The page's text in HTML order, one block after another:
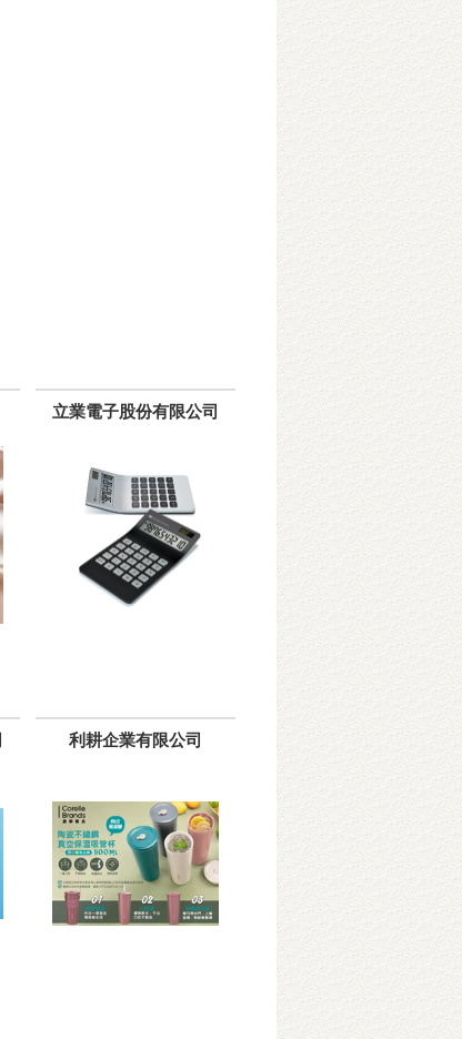
立業電子股份有限公司
利耕企業有限公司